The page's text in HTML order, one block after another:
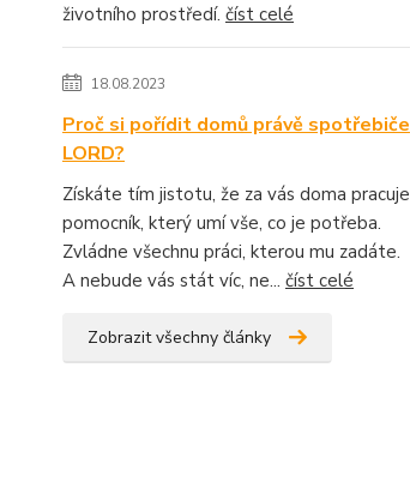
životního prostředí. číst celé
18.08.2023
Proč si pořídit domů právě spotřebiče
LORD?
Získáte tím jistotu, že za vás doma pracuje
pomocník, který umí vše, co je potřeba.
Zvládne všechnu práci, kterou mu zadáte.
A nebude vás stát víc, ne... číst celé
Zobrazit všechny články